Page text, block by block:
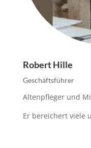
Robert Hille
Geschäftsführer
Altenpfleger und
Er bereichert viele